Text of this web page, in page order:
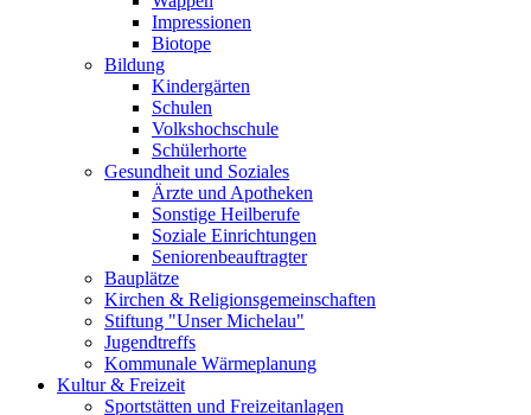
Impressionen
Biotope
Bildung
Kindergärten
Schulen
Volkshochschule
Schülerhorte
Gesundheit und Soziales
Ärzte und Apotheken
Sonstige Heilberufe
Soziale Einrichtungen
Seniorenbeauftragter
Bauplätze
Kirchen & Religionsgemeinschaften
Stiftung "Unser Michelau"
Jugendtreffs
Kommunale Wärmeplanung
Kultur & Freizeit
Sportstätten und Freizeitanlagen